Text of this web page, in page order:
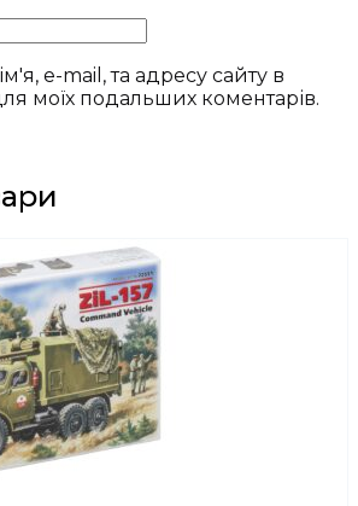
e-mail, та адресу сайту в
моїх подальших коментарів.